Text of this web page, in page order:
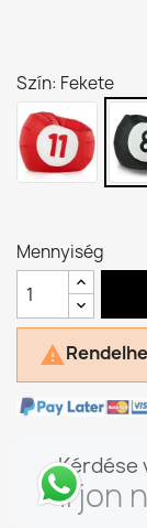
Szín: Fekete
Mennyiség

Kérdése
Írjon